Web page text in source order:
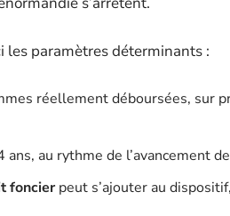
les paramètres déterminants :
réellement déboursées, sur
au rythme de l’avancement
foncier peut s’ajouter au